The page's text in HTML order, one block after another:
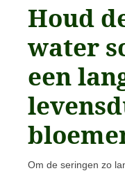
Houd
water
een
Om de seringen zo